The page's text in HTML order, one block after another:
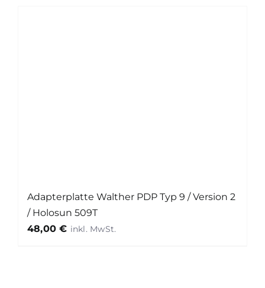
Adapterplatte Walther PDP Typ 9 / Version 2
/ Holosun 509T
48,00€